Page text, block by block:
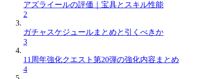
アズライールの評価｜宝具とスキル性能
2
ガチャスケジュールまとめと引くべきか
3
11周年強化クエスト第20弾の強化内容まとめ
4